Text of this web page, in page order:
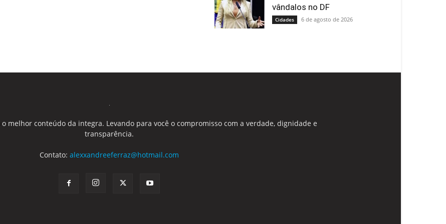
vândalos no DF
Cidades 6 de agosto de 2026
melhor conteúdo da integra. Levando para você o compromisso com a verdade, dignidade e
transparência.
Contato: alexxandreeferraz@hotmail.com